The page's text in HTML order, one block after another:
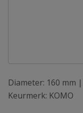
Diameter: 160 mm
Keurmerk: KOMO